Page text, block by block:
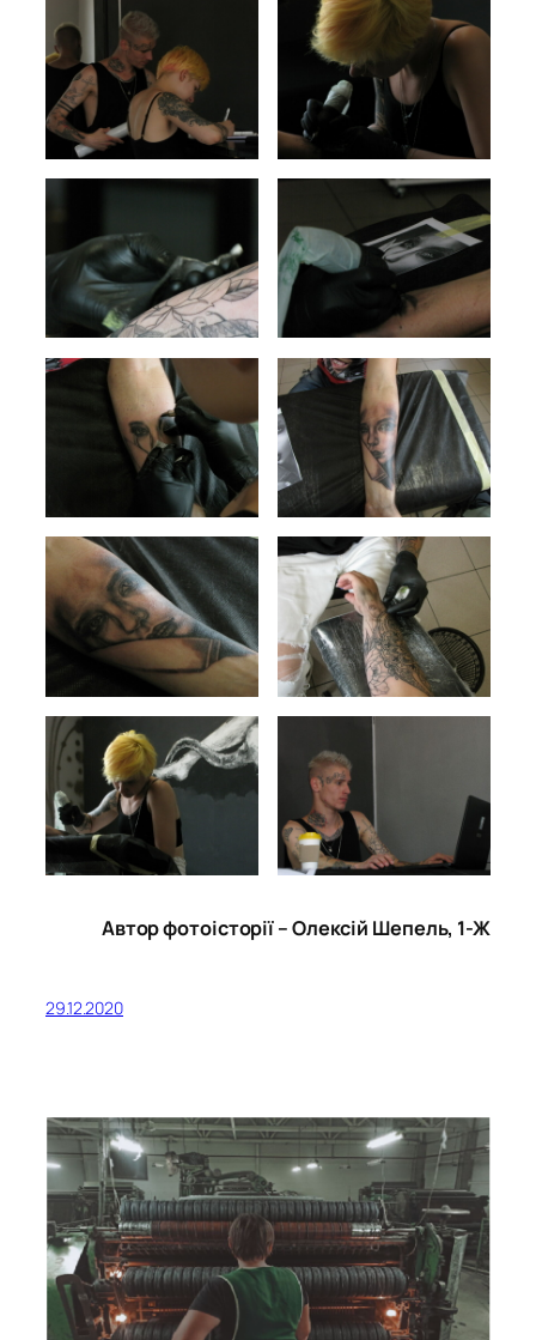
Автор фотоісторії – Олексій Шепель, 1-Ж
29.12.2020